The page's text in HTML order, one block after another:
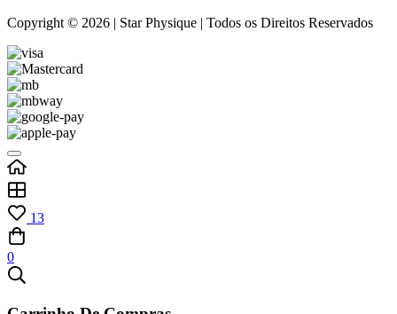
Copyright © 2026 | Star Physique | Todos os Direitos Reservados
13
0